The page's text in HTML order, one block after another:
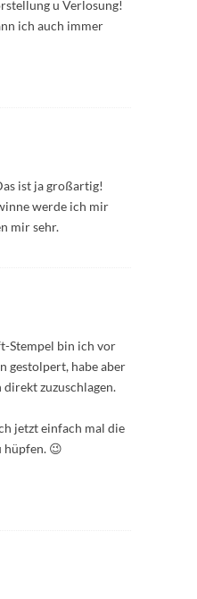
u Verlosung!
ich auch immer
ist ja großartig!
werde ich mir
mir sehr.
Stempel bin ich vor
gestolpert, habe aber
zuzuschlagen.
jetzt einfach mal die
hüpfen. 😉